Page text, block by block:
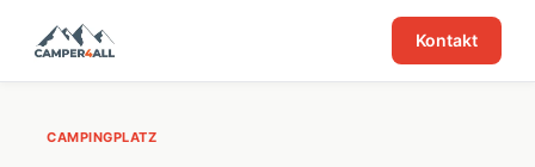
Kontakt
CAMPINGPLATZ